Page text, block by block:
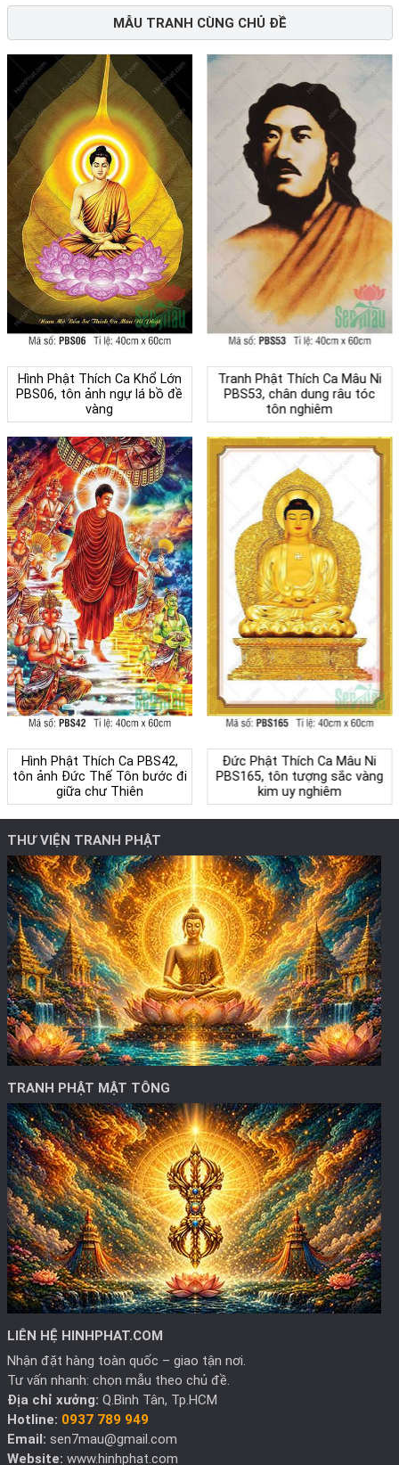
MẪU TRANH CÙNG CHỦ ĐỀ
Hình Phật Thích Ca Khổ Lớn
PBS06, tôn ảnh ngự lá bồ đề
vàng
Tranh Phật Thích Ca Mâu Ni
PBS53, chân dung râu tóc
tôn nghiêm
Hình Phật Thích Ca PBS42,
tôn ảnh Đức Thế Tôn bước đi
giữa chư Thiên
Đức Phật Thích Ca Mâu Ni
PBS165, tôn tượng sắc vàng
kim uy nghiêm
THƯ VIỆN TRANH PHẬT
TRANH PHẬT MẬT TÔNG
LIÊN HỆ HINHPHAT.COM
Nhận đặt hàng toàn quốc – giao tận nơi.
Tư vấn nhanh: chọn mẫu theo chủ đề.
Địa chỉ xưởng: Q.Bình Tân, Tp.HCM
Hotline: 0937 789 949
Email: sen7mau@gmail.com
Website: www.hinhphat.com